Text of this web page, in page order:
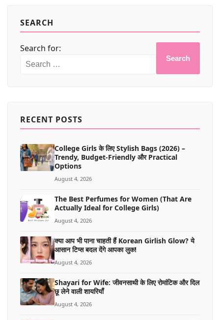
SEARCH
Search for:
Search
RECENT POSTS
College Girls के लिए Stylish Bags (2026) –
Trendy, Budget-Friendly और Practical
Options
August 4, 2026
The Best Perfumes for Women (That Are
Actually Ideal for College Girls)
August 4, 2026
क्या आप भी पाना चाहती हैं Korean Girlish Glow? ये
आसान टिप्स बदल देंगे आपका लुक!
August 4, 2026
Shayari for Wife: जीवनसाथी के लिए रोमांटिक और दिल
छू लेने वाली शायरियाँ
August 4, 2026